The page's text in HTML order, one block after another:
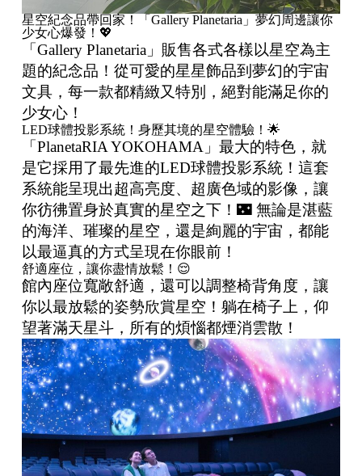
星空紀念品帶回家！「Gallery Planetaria」夢幻周邊讓你
少女心爆發！💖
「Gallery Planetaria」販售各式各樣以星空為主
題的紀念品！從可愛的星星飾品到夢幻的宇宙
文具，每一款都精緻又特別，絕對能滿足你的
少女心！
LED球體投影系統！身歷其境的星空體驗！🌟
「PlanetaRIA YOKOHAMA」最大的特色，就
是它採用了最先進的LED球體投影系統！這套
系統能呈現出超高亮度、超廣色域的影像，讓
你彷彿置身於真實的星空之下！🌃 無論是湛藍
的海洋、璀璨的星空，還是絢麗的宇宙，都能
以最逼真的方式呈現在你眼前！
舒適座位，讓你盡情放鬆！😌
館內座位寬敞舒適，還可以調整椅背角度，讓
你以最放鬆的姿勢欣賞星空！躺在椅子上，仰
望著滿天星斗，所有的煩惱都煙消雲散！